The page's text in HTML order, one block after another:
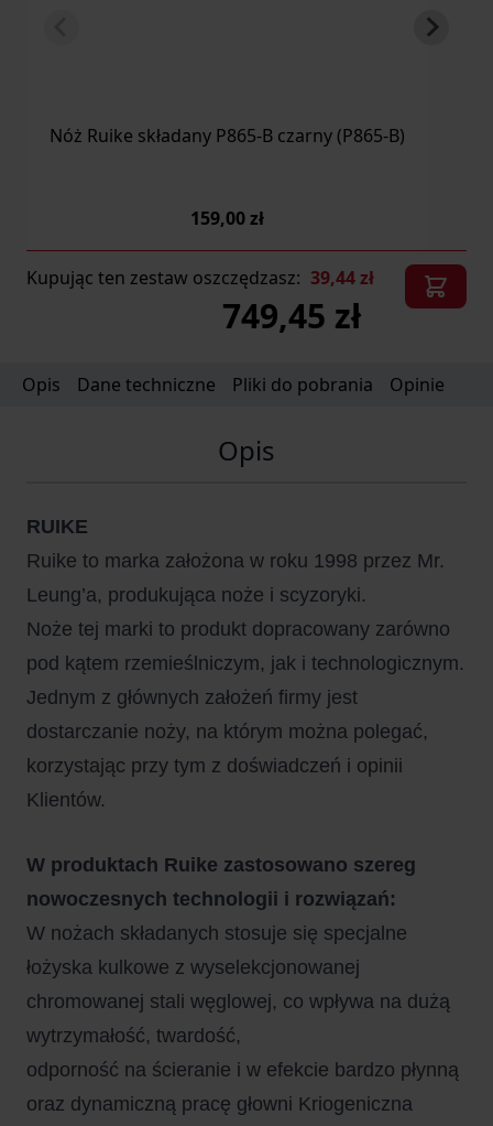
Nóż Ruike składany P865-B czarny (P865-B)
159,00 zł
Kupując ten zestaw oszczędzasz: 39,44 zł
749,45 zł
Opis Dane techniczne Pliki do pobrania Opinie
Opis
RUIKE
Ruike to marka założona w roku 1998 przez Mr.
Leung’a, produkująca noże i scyzoryki.
Noże tej marki to produkt dopracowany zarówno
pod kątem rzemieślniczym, jak i technologicznym.
Jednym z głównych założeń firmy jest
dostarczanie noży, na którym można polegać,
korzystając przy tym z doświadczeń i opinii
Klientów.
W produktach Ruike zastosowano szereg
nowoczesnych technologii i rozwiązań:
W nożach składanych stosuje się specjalne
łożyska kulkowe z wyselekcjonowanej
chromowanej stali węglowej, co wpływa na dużą
wytrzymałość, twardość,
odporność na ścieranie i w efekcie bardzo płynną
oraz dynamiczną pracę głowni Kriogeniczna